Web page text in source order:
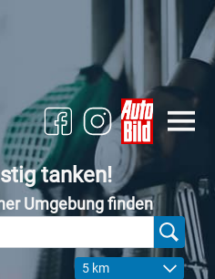
tanken!
Umgebung finden
5 km